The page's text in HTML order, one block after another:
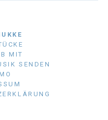
MIT
SENDEN